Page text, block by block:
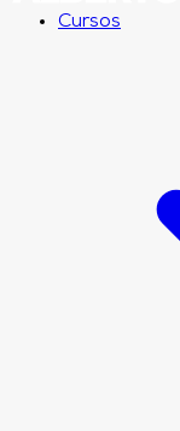
Cursos